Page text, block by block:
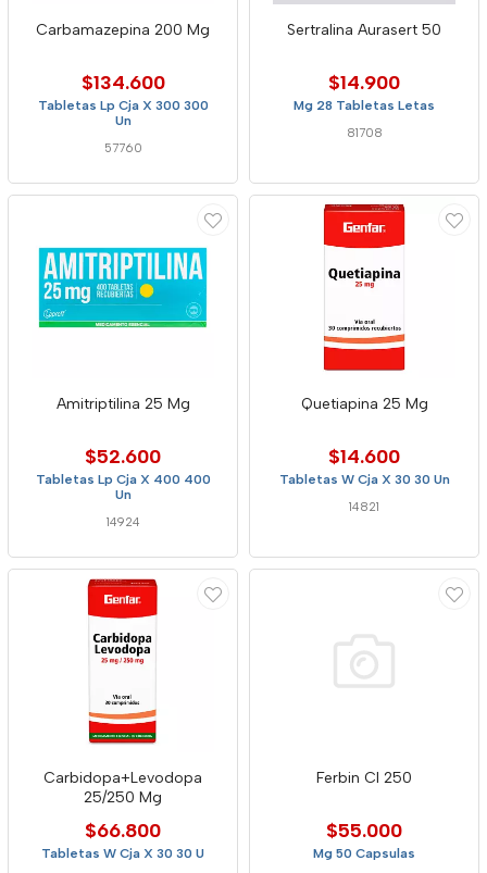
Carbamazepina 200 Mg
$134.600
Tabletas Lp Cja X 300 300
Un
57760
Sertralina Aurasert 50
$14.900
Mg 28 Tabletas Letas
81708
Amitriptilina 25 Mg
$52.600
Tabletas Lp Cja X 400 400
Un
14924
Quetiapina 25 Mg
$14.600
Tabletas W Cja X 30 30 Un
14821
Carbidopa+Levodopa
25/250 Mg
$66.800
Tabletas W Cja X 30 30 U
Ferbin Cl 250
$55.000
Mg 50 Capsulas